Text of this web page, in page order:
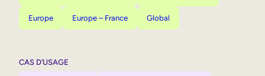
Europe Europe – France Global
CAS D’USAGE